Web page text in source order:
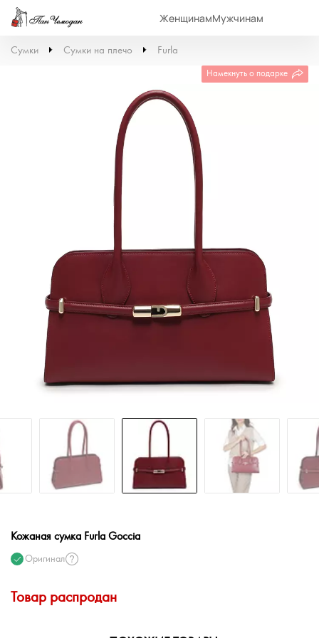
ЖенщинамМужчинам
Сумки Сумки на плечо Furla
Намекнуть о подарке
Кожаная сумка Furla Goccia
Оригинал
Товар распродан